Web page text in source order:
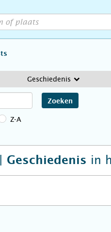
Geschiedenis
Zoeken
Z-A
Geschiedenis in